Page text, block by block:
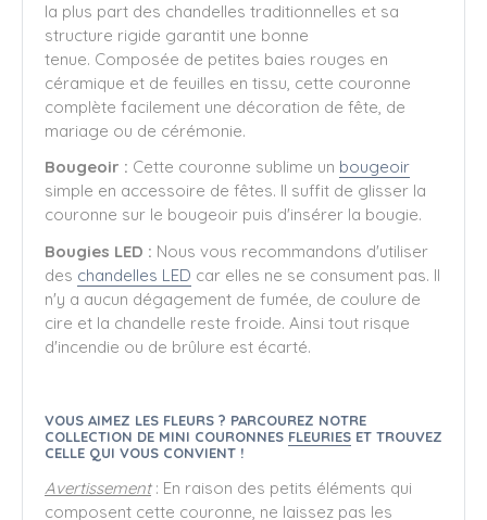
la plus part des chandelles traditionnelles et sa
structure rigide garantit une bonne
tenue. Composée de petites baies rouges en
céramique et de feuilles en tissu, cette couronne
complète facilement une décoration de fête, de
mariage ou de cérémonie.
Bougeoir : Cette couronne sublime un bougeoir
simple en accessoire de fêtes. Il suffit de glisser la
couronne sur le bougeoir puis d'insérer la bougie.
Bougies LED : Nous vous recommandons d'utiliser
des chandelles LED car elles ne se consument pas. Il
n'y a aucun dégagement de fumée, de coulure de
cire et la chandelle reste froide. Ainsi tout risque
d'incendie ou de brûlure est écarté.
VOUS AIMEZ LES FLEURS ? PARCOUREZ NOTRE
COLLECTION DE MINI COURONNES FLEURIES ET TROUVEZ
CELLE QUI VOUS CONVIENT !
Avertissement: En raison des petits éléments qui
composent cette couronne, ne laissez pas les